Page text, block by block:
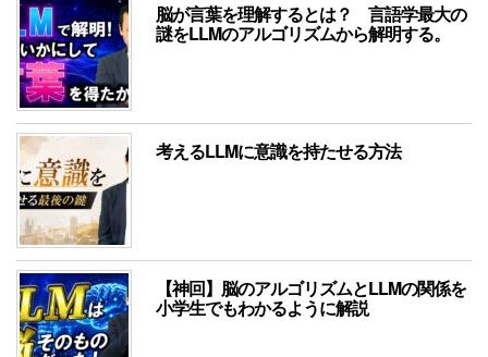
脳が言葉を理解するとは？ 言語学最大の
謎をLLMのアルゴリズムから解明する。
考えるLLMに意識を持たせる方法
【神回】脳のアルゴリズムとLLMの関係を
小学生でもわかるように解説